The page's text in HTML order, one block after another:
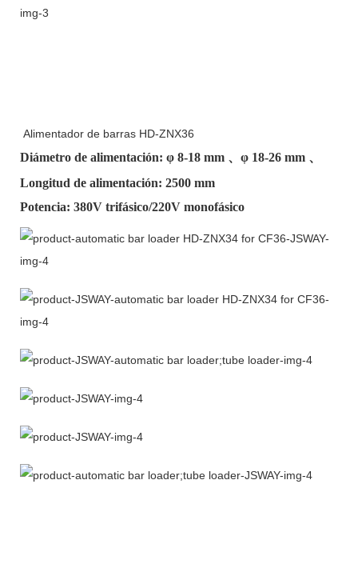
Alimentador de barras HD-ZNX36
Diámetro de alimentación: φ 8-18 mm 、φ 18-26 mm 、
Longitud de alimentación: 2500 mm
Potencia: 380V trifásico/220V monofásico